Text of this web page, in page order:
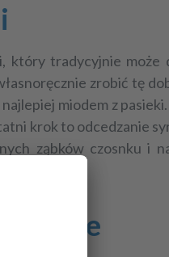
tradycyjnie może
zrobić tę
miodem z
krok to odcedzanie
ząbków czosnku i